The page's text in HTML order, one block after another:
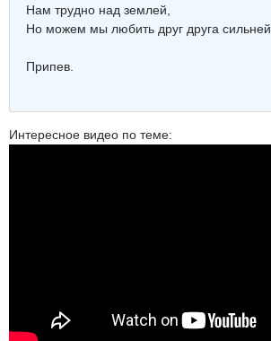
Нам трудно над землей,
Но можем мы любить друг друга сильней.
Припев.
Интересное видео по теме: